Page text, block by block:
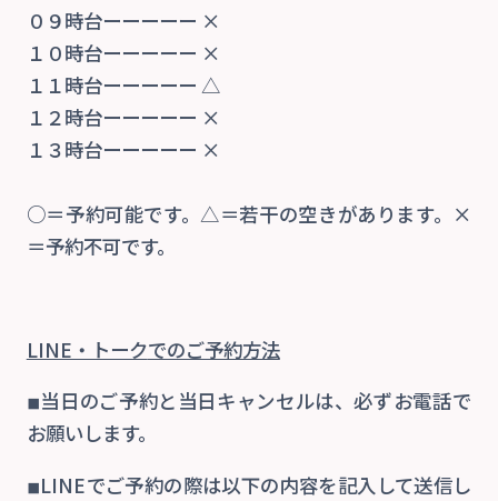
院内紹介
診療案内
交通事故治療
自費
ご予約
お知らせ・ブログ
０９時台ーーーーー ×
１０時台ーーーーー ×
１１時台ーーーーー △
１２時台ーーーーー ×
１３時台ーーーーー ×
○＝予約可能です。△＝若干の空きがあります。×
＝予約不可です。
LINE・トークでのご予約方法
◾︎当日のご予約と当日キャンセルは、必ずお電話で
お願いします。
◾︎LINEでご予約の際は以下の内容を記入して送信し